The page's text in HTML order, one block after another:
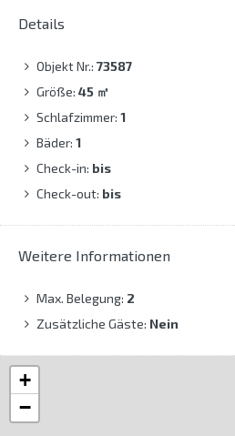
Details
Objekt Nr.: 73587
Größe: 45 ㎡
Schlafzimmer: 1
Bäder: 1
Check-in: bis
Check-out: bis
Weitere Informationen
Max. Belegung: 2
Zusätzliche Gäste: Nein
+
−